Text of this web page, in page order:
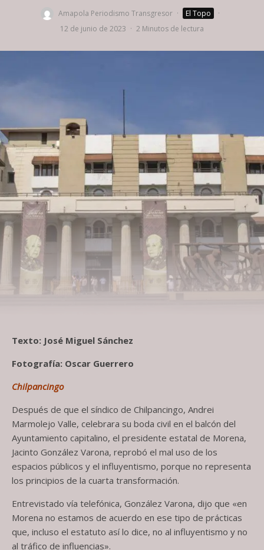
Amapola Periodismo Transgresor · El Topo
·
12 de junio de 2023 · 2 Minutos de lectura
Texto: José Miguel Sánchez
Fotografía: Oscar Guerrero
Chilpancingo
Después de que el síndico de Chilpancingo, Andrei
Marmolejo Valle, celebrara su boda civil en el balcón del
Ayuntamiento capitalino, el presidente estatal de Morena,
Jacinto González Varona, reprobó el mal uso de los
espacios públicos y el influyentismo, porque no representa
los principios de la cuarta transformación.
Entrevistado vía telefónica, González Varona, dijo que «en
Morena no estamos de acuerdo en ese tipo de prácticas
que, incluso el estatuto así lo dice, no al influyentismo y no
al tráfico de influencias».